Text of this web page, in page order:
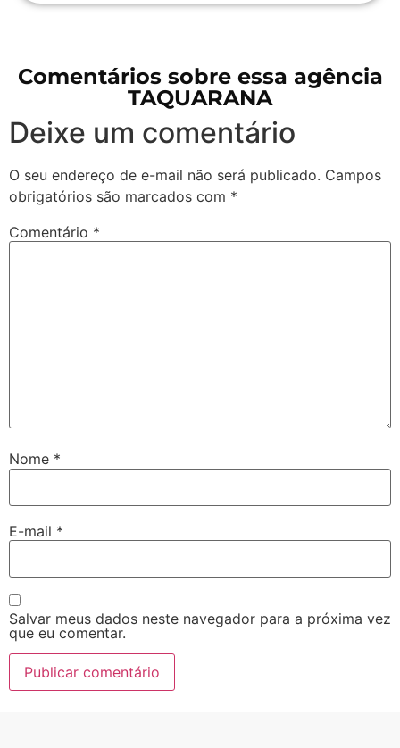
Comentários sobre essa agência
TAQUARANA
Deixe um comentário
O seu endereço de e-mail não será publicado. Campos
obrigatórios são marcados com *
Comentário *
Nome *
E-mail *
Salvar meus dados neste navegador para a próxima vez
que eu comentar.